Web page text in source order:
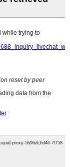
todella
valitessani
reformeriin.
ja
oikeasta
ostokseni